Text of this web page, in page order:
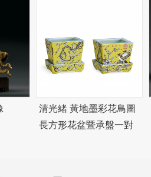
清光緒 黃地墨彩花鳥圖
長方形花盆暨承盤一對